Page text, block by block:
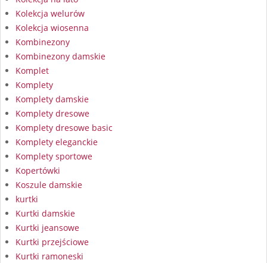
Kolekcja welurów
Kolekcja wiosenna
Kombinezony
Kombinezony damskie
Komplet
Komplety
Komplety damskie
Komplety dresowe
Komplety dresowe basic
Komplety eleganckie
Komplety sportowe
Kopertówki
Koszule damskie
kurtki
Kurtki damskie
Kurtki jeansowe
Kurtki przejściowe
Kurtki ramoneski